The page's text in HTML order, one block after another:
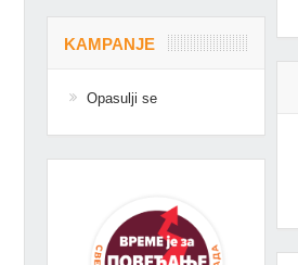
KAMPANJE
Opasulji se